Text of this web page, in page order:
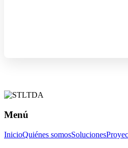
Menú
InicioQuiénes somosSoluciones